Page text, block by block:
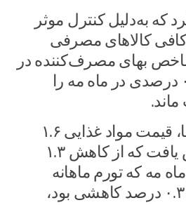
که به‌دلیل کنترل موثر
کافی کالاهای مصرفی
بهای مصرف‌کننده در
ماه ژوئن کاهش ۰.۲ درصدی در ماه مه را
بر اساس این داده‌ها، قیمت مواد غذایی ۱.۶
درصد در ماه کاهش یافت که از کاهش ۱.۳
مه که تورم ماهانه
مصرف‌کننده حدود ۰.۳ درصد کاهشی بود،